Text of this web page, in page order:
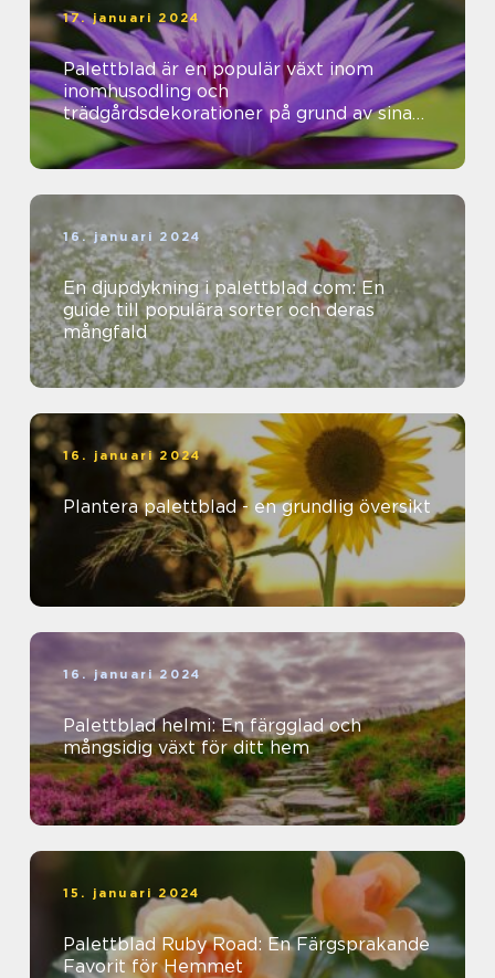
17. januari 2024
Palettblad är en populär växt inom
inomhusodling och
trädgårdsdekorationer på grund av sina
vackra färger och mönster
16. januari 2024
En djupdykning i palettblad com: En
guide till populära sorter och deras
mångfald
16. januari 2024
Plantera palettblad - en grundlig översikt
16. januari 2024
Palettblad helmi: En färgglad och
mångsidig växt för ditt hem
15. januari 2024
Palettblad Ruby Road: En Färgsprakande
Favorit för Hemmet